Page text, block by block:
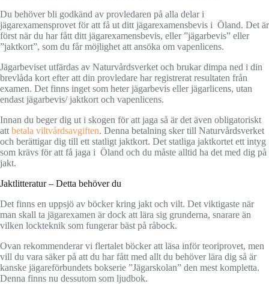
Du behöver bli godkänd av provledaren på alla delar i
jägarexamensprovet för att få ut ditt jägarexamensbevis i Öland. Det är
först när du har fått ditt jägarexamensbevis, eller ”jägarbevis” eller
”jaktkort”, som du får möjlighet att ansöka om vapenlicens.
Jägarbeviset utfärdas av Naturvårdsverket och brukar dimpa ned i din
brevlåda kort efter att din provledare har registrerat resultaten från
examen. Det finns inget som heter jägarbevis eller jägarlicens, utan
endast jägarbevis/ jaktkort och vapenlicens.
Innan du beger dig ut i skogen för att jaga så är det även obligatoriskt
att betala viltvårdsavgiften. Denna betalning sker till Naturvårdsverket
och berättigar dig till ett statligt jaktkort. Det statliga jaktkortet ett intyg
som krävs för att få jaga i Öland och du måste alltid ha det med dig på
jakt.
Jaktlitteratur – Detta behöver du
Det finns en uppsjö av böcker kring jakt och vilt. Det viktigaste när
man skall ta jägarexamen är dock att lära sig grunderna, snarare än
vilken lockteknik som fungerar bäst på råbock.
Ovan rekommenderar vi flertalet böcker att läsa inför teoriprovet, men
vill du vara säker på att du har fått med allt du behöver lära dig så är
kanske jägareförbundets bokserie ”Jägarskolan” den mest kompletta.
Denna finns nu dessutom som ljudbok.